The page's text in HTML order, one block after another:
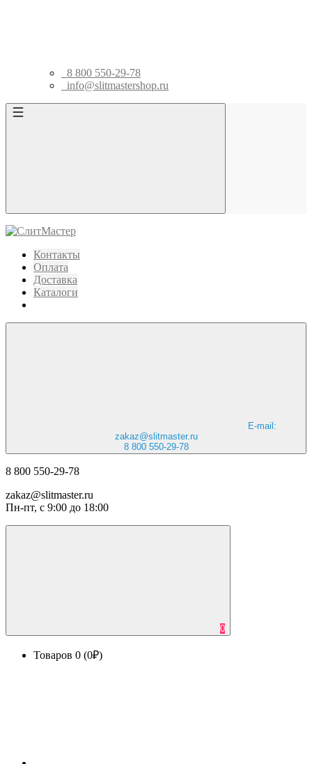
8 800 550-29-78
info@slitmastershop.ru
Контакты
Оплата
Доставка
Каталоги
E-mail:
zakaz@slitmaster.ru
8 800 550-29-78
8 800 550-29-78
zakaz@slitmaster.ru
Пн-пт, с 9:00 до 18:00
0
Товаров 0 (0₽)